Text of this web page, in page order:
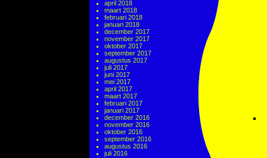
april 2018
maart 2018
februari 2018
januari 2018
december 2017
november 2017
oktober 2017
september 2017
augustus 2017
juli 2017
juni 2017
mei 2017
april 2017
maart 2017
februari 2017
januari 2017
december 2016
november 2016
oktober 2016
september 2016
augustus 2016
juli 2016